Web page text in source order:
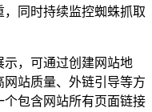
同时持续监控蜘蛛抓取
，可通过创建网站地
站质量、外链引导等方
包含网站所有页面链接